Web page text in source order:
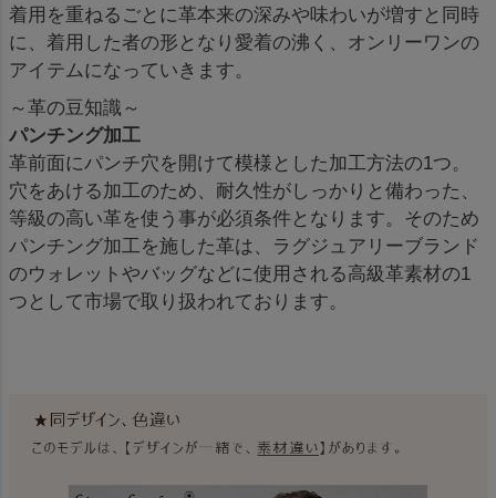
着用を重ねるごとに革本来の深みや味わいが増すと同時
に、着用した者の形となり愛着の沸く、オンリーワンの
アイテムになっていきます。
～革の豆知識～
パンチング加工
革前面にパンチ穴を開けて模様とした加工方法の1つ。
穴をあける加工のため、耐久性がしっかりと備わった、
等級の高い革を使う事が必須条件となります。そのため
パンチング加工を施した革は、ラグジュアリーブランド
のウォレットやバッグなどに使用される高級革素材の1
つとして市場で取り扱われております。